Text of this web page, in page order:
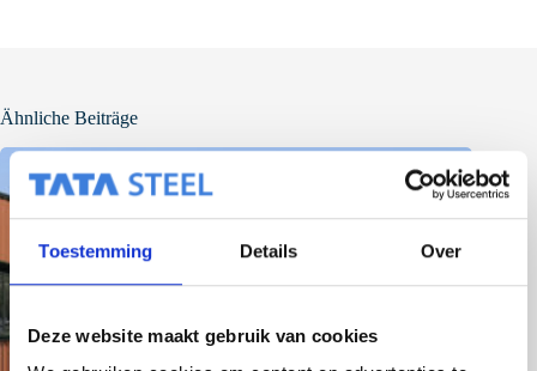
Toestemming Details Over
Deze website maakt gebruik van cookies
Ähnliche Beiträge